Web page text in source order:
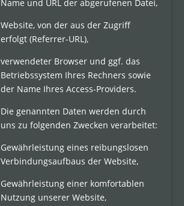
Name und URL der abgerufenen Datei,
Website, von der aus der Zugriff
erfolgt (Referrer-URL),
verwendeter Browser und ggf. das
Betriebssystem Ihres Rechners sowie
der Name Ihres Access-Providers.
Die genannten Daten werden durch
uns zu folgenden Zwecken verarbeitet:
Gewährleistung eines reibungslosen
Verbindungsaufbaus der Website,
Gewährleistung einer komfortablen
Nutzung unserer Website,